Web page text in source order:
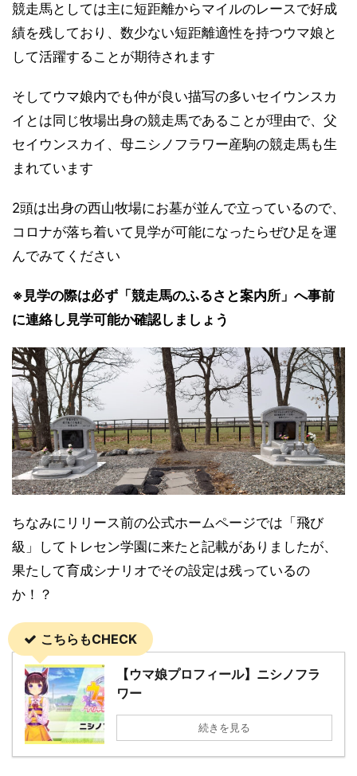
競走馬としては主に短距離からマイルのレースで好成
績を残しており、数少ない短距離適性を持つウマ娘と
して活躍することが期待されます
そしてウマ娘内でも仲が良い描写の多いセイウンスカ
イとは同じ牧場出身の競走馬であることが理由で、父
セイウンスカイ、母ニシノフラワー産駒の競走馬も生
まれています
2頭は出身の西山牧場にお墓が並んで立っているので、
コロナが落ち着いて見学が可能になったらぜひ足を運
んでみてください
※見学の際は必ず「競走馬のふるさと案内所」へ事前
に連絡し見学可能か確認しましょう
ちなみにリリース前の公式ホームページでは「飛び
級」してトレセン学園に来たと記載がありましたが、
果たして育成シナリオでその設定は残っているの
か！？
こちらもCHECK
【ウマ娘プロフィール】ニシノフラ
ワー
続きを見る